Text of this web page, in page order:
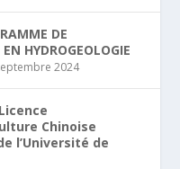
DE
HYDROGEOLOGIE
2024
Chinoise
l’Université de